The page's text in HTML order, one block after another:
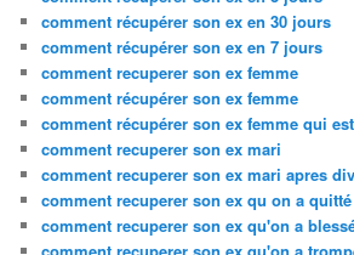
comment récupérer son ex en 30 jours
comment récupérer son ex en 7 jours
comment recuperer son ex femme
comment récupérer son ex femme
comment récupérer son ex femme qui
comment recuperer son ex mari
comment recuperer son ex mari apres
comment recuperer son ex qu on a quitté
comment recuperer son ex qu'on a